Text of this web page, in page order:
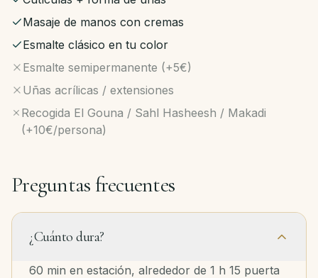
Masaje de manos con cremas
Esmalte clásico en tu color
Esmalte semipermanente (+5€)
Uñas acrílicas / extensiones
Recogida El Gouna / Sahl Hasheesh / Makadi
(+10€/persona)
Preguntas frecuentes
¿Cuánto dura?
60 min en estación, alrededor de 1 h 15 puerta